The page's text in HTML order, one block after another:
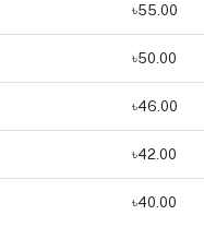
৳55.00
৳50.00
৳46.00
৳42.00
৳40.00